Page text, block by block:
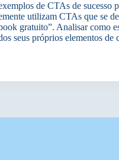
de CTAs de sucesso
utilizam CTAs que se
gratuito”. Analisar como
seus próprios elementos de